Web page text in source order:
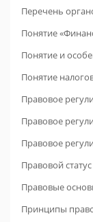
Перечень
Понятие
Понятие и
Понятие
Правовое
Правовое
Правовое
Правовой
Правовые
Принципы